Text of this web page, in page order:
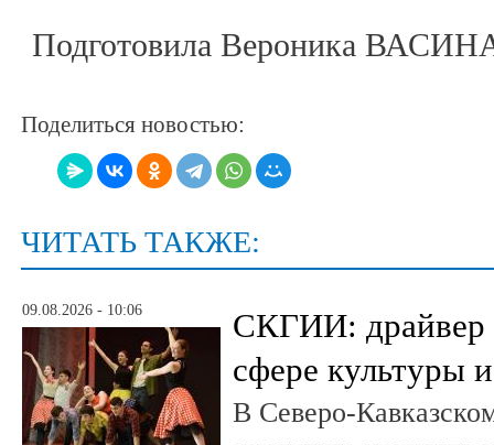
Подготовила Вероника
Поделиться новостью:
ЧИТАТЬ ТАКЖЕ:
09.08.2026 - 10:06
СКГИИ: драйвер
сфере культуры
В Северо-